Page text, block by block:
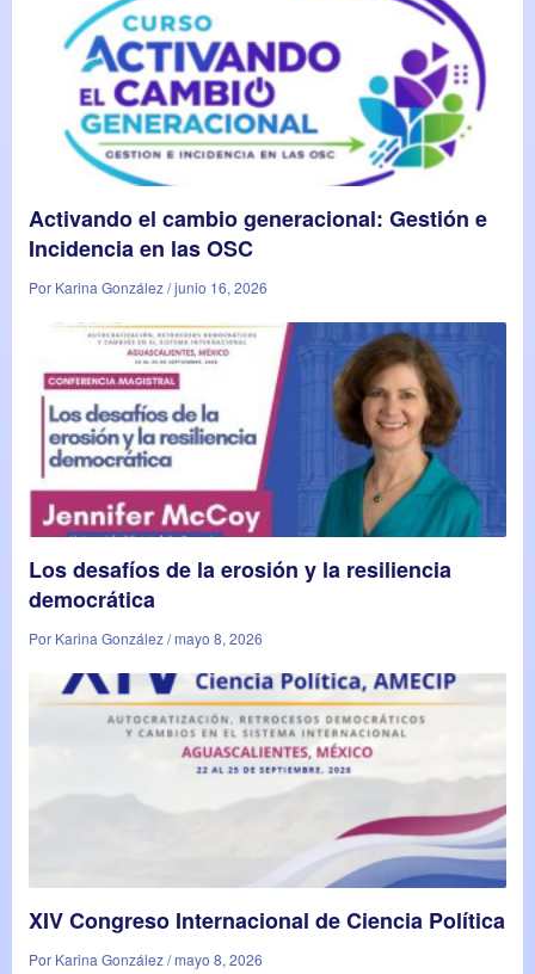
Activando el cambio generacional: Gestión e
Incidencia en las OSC
Por Karina González / junio 16, 2026
Los desafíos de la erosión y la resiliencia
democrática
Por Karina González / mayo 8, 2026
XIV Congreso Internacional de Ciencia Política
Por Karina González / mayo 8, 2026